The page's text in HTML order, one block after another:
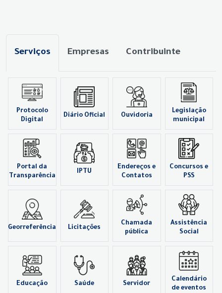
Serviços Empresas Contribuinte
Protocolo
Digital
Diário Oficial Ouvidoria
Legislação
municipal
Portal da
Transparência
IPTU
Endereços e
Contatos
Concursos e
PSS
Georreferência Licitações
Chamada
pública
Assistência
Social
Educação Saúde Servidor
Calendário
de eventos